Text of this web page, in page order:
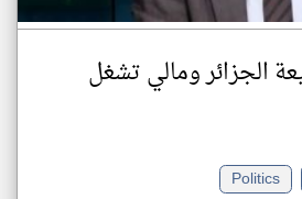
الجزائر ومالي تشغل
Politics